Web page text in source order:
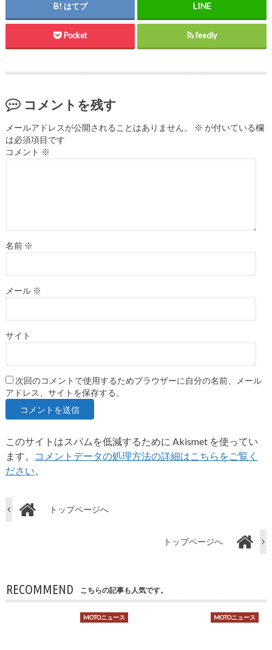
はてブ
Pocket feedly
コメントを残す
メールアドレスが公開されることはありません。 ※ が付いている欄
は必須項目です
コメント ※
名前 ※
メール ※
サイト
次回のコメントで使用するためブラウザーに自分の名前、メール
アドレス、サイトを保存する。
このサイトはスパムを低減するために Akismet を使ってい
ます。
コメントデータの処理方法の詳細はこちらをご覧く
ださい。
トップページへ
トップページへ
RECOMMEND こちらの記事も人気です。
MOTOニュース MOTOニュース